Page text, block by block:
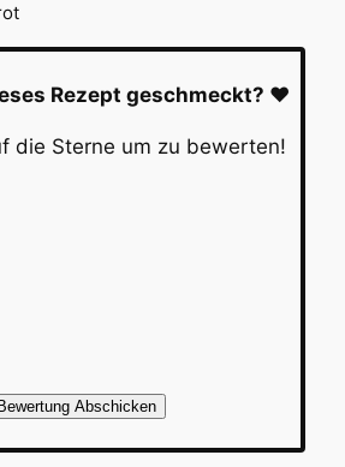
Rezept geschmeckt? ❤️
die Sterne um zu bewerten!
Bewertung Abschicken